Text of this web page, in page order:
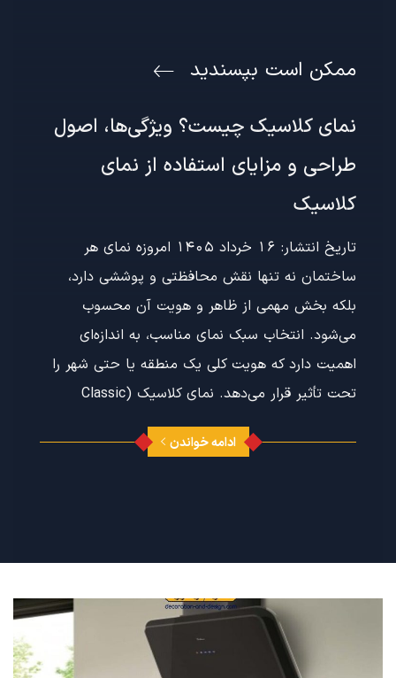
ممکن است بپسندید
نمای کلاسیک چیست؟ ویژگی‌ها، اصول
طراحی و مزایای استفاده از نمای
کلاسیک
تاریخ انتشار: 16 خرداد 1405 امروزه نمای هر
ساختمان نه تنها نقش محافظتی و پوششی دارد،
بلکه بخش مهمی از ظاهر و هویت آن محسوب
می‌شود. انتخاب سبک نمای مناسب، به اندازه‌ای
اهمیت دارد که هویت کلی یک منطقه یا حتی شهر را
تحت تأثیر قرار می‌دهد. نمای کلاسیک (Classic
ادامه خواندن